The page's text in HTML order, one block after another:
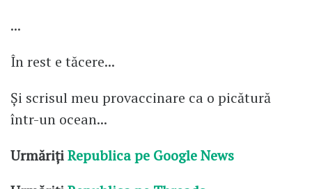
...
În rest e tăcere...
Și scrisul meu provaccinare ca o picătură
într-un ocean...
UrmărițiRepublica pe Google News